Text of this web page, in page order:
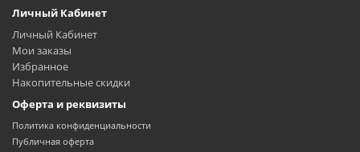
Личный Кабинет
Личный Кабинет
Мои заказы
Избранное
Накопительные скидки
Оферта и реквизиты
Политика конфиденциальности
Публичная оферта